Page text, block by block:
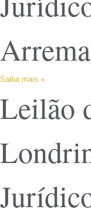
Saiba mais »
Leilão